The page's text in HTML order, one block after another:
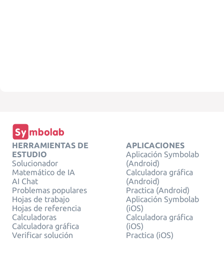
HERRAMIENTAS DE
ESTUDIO
Solucionador
Matemático de IA
AI Chat
Problemas populares
Hojas de trabajo
Hojas de referencia
Calculadoras
Calculadora gráfica
Verificar solución
APLICACIONES
Aplicación Symbolab
(Android)
Calculadora gráfica
(Android)
Practica (Android)
Aplicación Symbolab
(iOS)
Calculadora gráfica
(iOS)
Practica (iOS)